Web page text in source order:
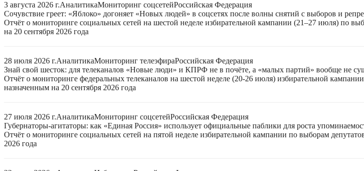
3 августа 2026 г.АналитикаМониторинг соцсетейРоссийская Федерация
Сочувствие греет: «Яблоко» догоняет «Новых людей» в соцсетях после волны снятий с выборов и
Отчёт о мониторинге социальных сетей на шестой неделе избирательной кампании (21–27 июля) по
на 20 сентября 2026 года
28 июля 2026 г.АналитикаМониторинг телеэфираРоссийская Федерация
Знай свой шесток: для телеканалов «Новые люди» и КПРФ не в почёте, а «малых партий» вообще не
Отчёт о мониторинге федеральных телеканалов на шестой неделе (20-26 июля) избирательной
назначенным на 20 сентября 2026 года
27 июля 2026 г.АналитикаМониторинг соцсетейРоссийская Федерация
Губернаторы-агитаторы: как «Единая Россия» использует официальные паблики для роста
Отчёт о мониторинге социальных сетей на пятой неделе избирательной кампании по выборам
2026 года